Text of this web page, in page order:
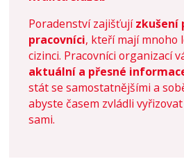
Poradenství zajišťujízkušení
pracovníci, kteří mají mnoho
cizinci. Pracovníci organizací
aktuální a přesné
stát se samostatnějšími a
abyste časem zvládli
sami.